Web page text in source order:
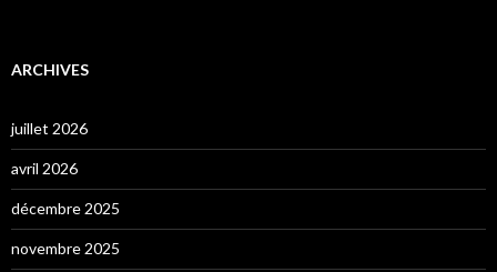
ARCHIVES
juillet 2026
avril 2026
décembre 2025
novembre 2025